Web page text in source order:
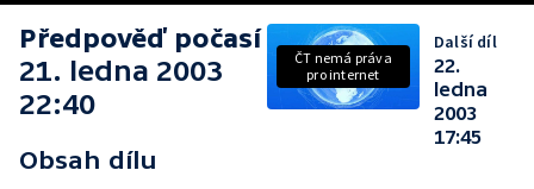
Předpověď počasí
21. ledna 2003
22:40
Obsah dílu
ČT nemá práva
pro internet
Další díl
22.
ledna
2003
17:45